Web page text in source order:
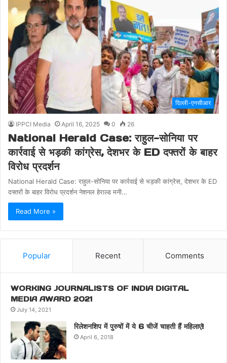
दिल्ली-एनसीआर
IPPCI Media April 16, 2025 0 26
National Herald Case: राहुल-सोनिया पर
कार्रवाई से भड़की कांग्रेस, देशभर के ED दफ्तरों के बाहर
विरोध प्रदर्शन
National Herald Case: राहुल-सोनिया पर कार्रवाई से भड़की कांग्रेस, देशभर के ED
दफ्तरों के बाहर विरोध प्रदर्शन नेशनल हेराल्ड मनी…
Read More »
Popular Recent Comments
WORKING JOURNALISTS OF INDIA DIGITAL
MEDIA AWARD 2021
July 14, 2021
रिलेशनशिप में पुरुषों में ये 6 चीजें चाहती हैं महिलाएं!
April 6, 2018